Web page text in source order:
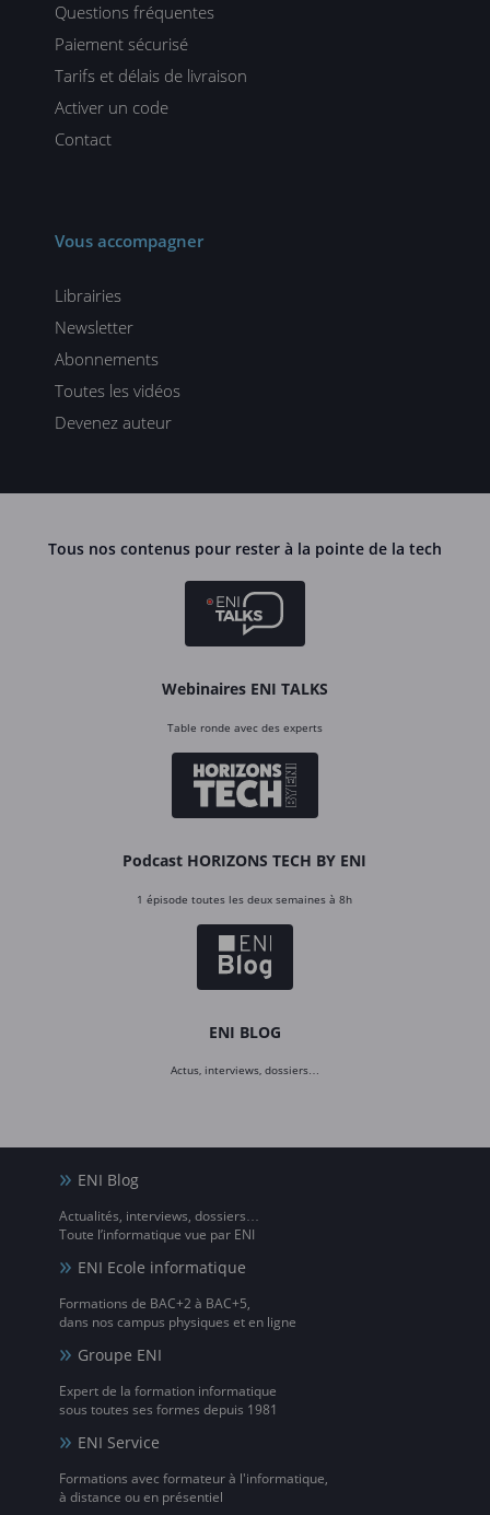
Questions fréquentes
Paiement sécurisé
Tarifs et délais de livraison
Activer un code
Contact
Vous accompagner
Librairies
Newsletter
Abonnements
Toutes les vidéos
Devenez auteur
Tous nos contenus pour rester à la pointe de la tech
Webinaires ENI TALKS
Table ronde avec des experts
Podcast HORIZONS TECH BY ENI
1 épisode toutes les deux semaines à 8h
ENI BLOG
Actus, interviews, dossiers…
ENI Blog
Actualités, interviews, dossiers…
Toute l’informatique vue par ENI
ENI Ecole informatique
Formations de BAC+2 à BAC+5,
dans nos campus physiques et en ligne
Groupe ENI
Expert de la formation informatique
sous toutes ses formes depuis 1981
ENI Service
Formations avec formateur à l'informatique,
à distance ou en présentiel